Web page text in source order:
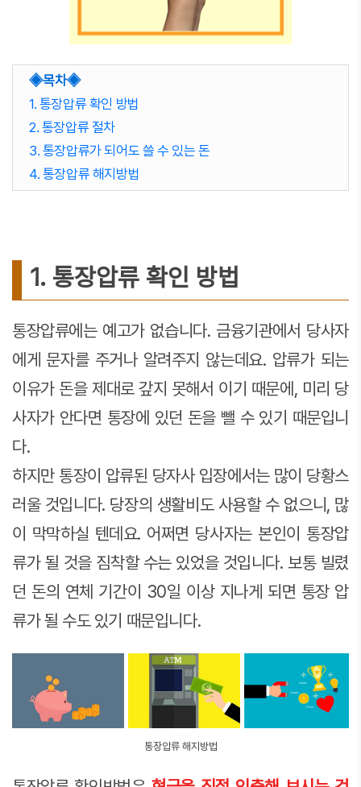
◈목차◈
1. 통장압류 확인 방법
2. 통장압류 절차
3. 통장압류가 되어도 쓸 수 있는 돈
4. 통장압류 해지방법
1. 통장압류 확인 방법
통장압류에는 예고가 없습니다. 금융기관에서 당사자
에게 문자를 주거나 알려주지 않는데요. 압류가 되는
이유가 돈을 제대로 갚지 못해서 이기 때문에, 미리 당
사자가 안다면 통장에 있던 돈을 뺄 수 있기 때문입니
다.
하지만 통장이 압류된 당자사 입장에서는 많이 당황스
러울 것입니다. 당장의 생활비도 사용할 수 없으니, 많
이 막막하실 텐데요. 어쩌면 당사자는 본인이 통장압
류가 될 것을 짐착할 수는 있었을 것입니다. 보통 빌렸
던 돈의 연체 기간이 30일 이상 지나게 되면 통장 압
류가 될 수도 있기 때문입니다.
통장압류 해지방법